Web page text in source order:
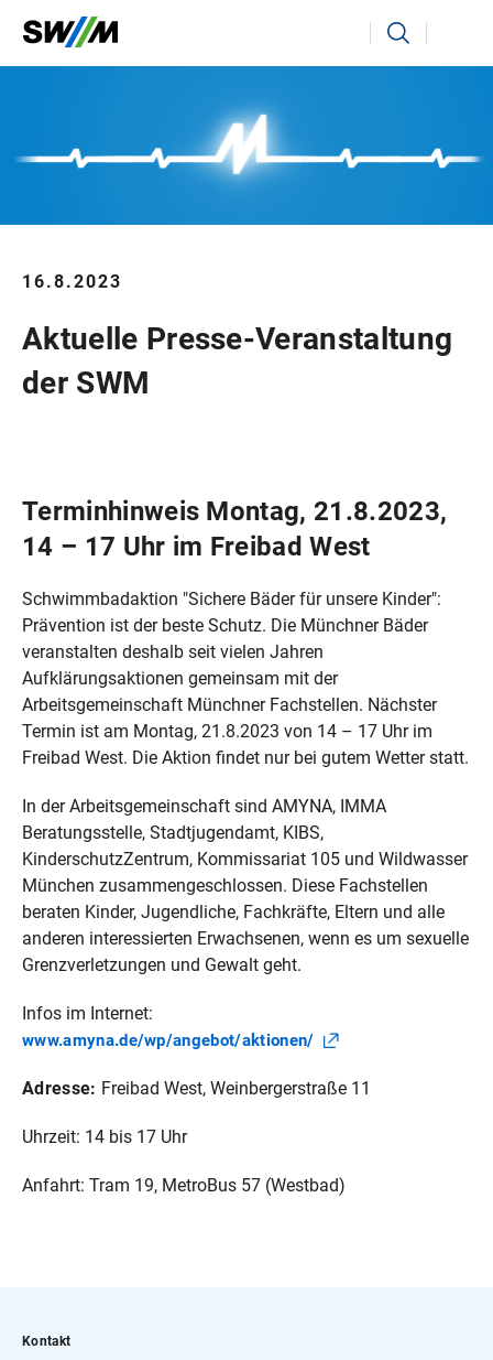
Ihr Suchbegriff Suchen
16.8.2023
Aktuelle Presse-Veranstaltung
der SWM
Terminhinweis Montag, 21.8.2023,
14 – 17 Uhr im Freibad West
Schwimmbadaktion "Sichere Bäder für unsere Kinder":
Prävention ist der beste Schutz. Die Münchner Bäder
veranstalten deshalb seit vielen Jahren
Aufklärungsaktionen gemeinsam mit der
Arbeitsgemeinschaft Münchner Fachstellen. Nächster
Termin ist am Montag, 21.8.2023 von 14 – 17 Uhr im
Freibad West. Die Aktion findet nur bei gutem Wetter statt.
In der Arbeitsgemeinschaft sind AMYNA, IMMA
Beratungsstelle, Stadtjugendamt, KIBS,
KinderschutzZentrum, Kommissariat 105 und Wildwasser
München zusammengeschlossen. Diese Fachstellen
beraten Kinder, Jugendliche, Fachkräfte, Eltern und alle
anderen interessierten Erwachsenen, wenn es um sexuelle
Grenzverletzungen und Gewalt geht.
Infos im Internet:
www.amyna.de/wp/angebot/aktionen/
Adresse: Freibad West, Weinbergerstraße 11
Uhrzeit: 14 bis 17 Uhr
Anfahrt: Tram 19, MetroBus 57 (Westbad)
Kontakt